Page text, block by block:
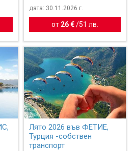
дата: 30.11.2026 г.
от 26 €/51 лв.
Лято 2026 във ФЕТИЕ,
Турция -собствен
транспорт